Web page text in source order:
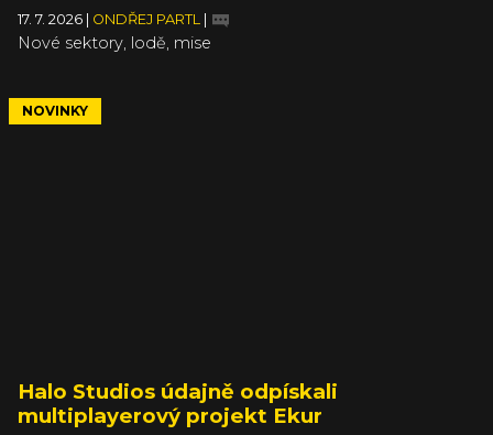
17. 7. 2026 ONDŘEJ PARTL
Nové sektory, lodě, mise
NOVINKY
Halo Studios údajně odpískali
multiplayerový projekt Ekur